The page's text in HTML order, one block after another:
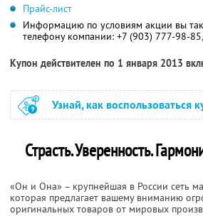
Прайс-лист
Информацию по условиям акции вы
телефону компании: +7 (903) 777-98-85,
Купон действителен по 1 января 2013
Узнай, как воспользоваться
Страсть. Уверенность.
«Он и Она» – крупнейшая в России сеть
которая предлагает вашему вниманию
оригинальных товаров от мировых